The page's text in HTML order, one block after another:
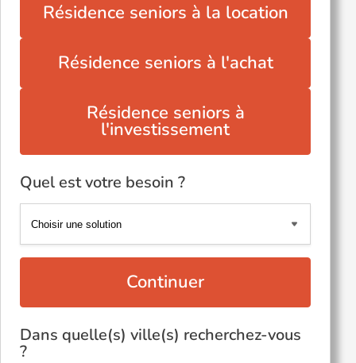
Résidence seniors à la location
Résidence seniors à l'achat
Résidence seniors à
l'investissement
Quel est votre besoin ?
Continuer
Dans quelle(s) ville(s) recherchez-vous
?